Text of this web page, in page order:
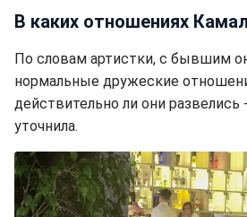
В каких отношениях
По словам артистки, с бывшим
нормальные дружеские
действительно ли они
уточнила.